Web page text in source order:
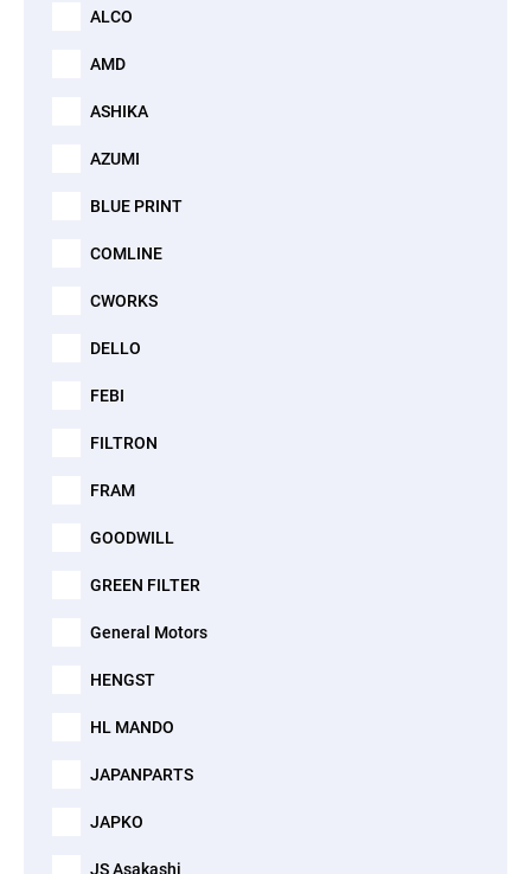
ALCO
AMD
ASHIKA
AZUMI
BLUE PRINT
COMLINE
CWORKS
DELLO
FEBI
FILTRON
FRAM
GOODWILL
GREEN FILTER
General Motors
HENGST
HL MANDO
JAPANPARTS
JAPKO
JS Asakashi